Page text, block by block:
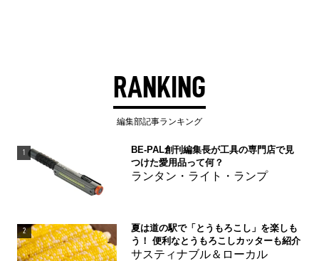
RANKING
編集部記事ランキング
1
BE-PAL創刊編集長が工具の専門店で見
つけた愛用品って何？
ランタン・ライト・ランプ
2
夏は道の駅で「とうもろこし」を楽しも
う！ 便利なとうもろこしカッターも紹介
サスティナブル＆ローカル